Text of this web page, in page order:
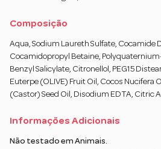
Composição
Aqua, Sodium Laureth Sulfate, Cocamide
Cocamidopropyl Betaine,
Benzyl Salicylate, Citronellol, PEG15
Euterpe (OLIVE) Fruit Oil, Cocos Nucifera
(Castor) Seed Oil, Disodium EDTA, Citric
Informações Adicionais
Não testado em Animais.